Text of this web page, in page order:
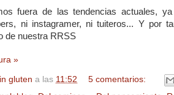
fuera de las tendencias actuales,
ni instagramer, ni tuiteros... Y por
de nuestra RRSS
»
gluten a las 11:52
5 comentarios: